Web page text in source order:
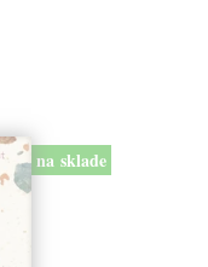
na sklade